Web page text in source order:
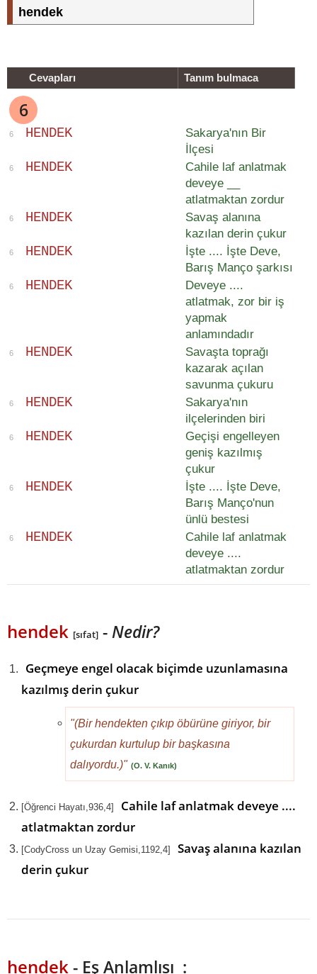
hendek
Cevapları Tanım bulmaca
6
6 HENDEK
Sakarya'nın Bir
İlçesi
6 HENDEK
Cahile laf anlatmak
deveye __
atlatmaktan zordur
6 HENDEK
Savaş alanına
kazılan derin çukur
6 HENDEK
İşte .... İşte Deve,
Barış Manço şarkısı
6 HENDEK
Deveye ....
atlatmak, zor bir iş
yapmak
anlamındadır
6 HENDEK
Savaşta toprağı
kazarak açılan
savunma çukuru
6 HENDEK
Sakarya'nın
ilçelerinden biri
6 HENDEK
Geçişi engelleyen
geniş kazılmış
çukur
6 HENDEK
İşte .... İşte Deve,
Barış Manço'nun
ünlü bestesi
6 HENDEK
Cahile laf anlatmak
deveye ....
atlatmaktan zordur
hendek [sıfat] -Nedir?
Geçmeye engel olacak biçimde uzunlamasına
kazılmış derin çukur
"(Bir hendekten çıkıp öbürüne giriyor, bir
çukurdan kurtulup bir başkasına
dalıyordu.)" (O. V. Kanık)
[Öğrenci Hayatı,936,4]
Cahile laf anlatmak deveye ....
atlatmaktan zordur
[CodyCross un Uzay Gemisi,1192,4]
Savaş alanına kazılan
derin çukur
hendek- Eş Anlamlısı :